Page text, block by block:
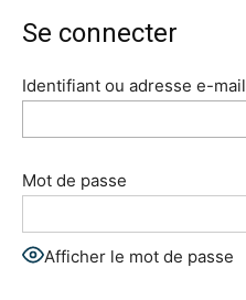
Se connecter
Identifiant ou adresse e-mail
Mot de passe
Afficher le mot de passe